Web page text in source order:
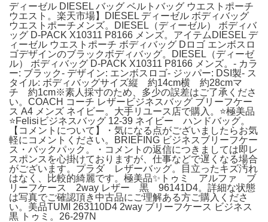
ディーゼル DIESEL バッグ ベルトバッグ ウエストポーチ
ウエスト。楽天市場】DIESEL ディーゼル ボディバッグ
ウエストポーチメンズ。DIESEL（ディーゼル） ボディバ
ッグ D-PACK X10311 P8166 メンズ。アイテムDIESEL デ
ィーゼル ウエストポーチ ボディバッグ Dロゴ エンボスロ
ゴデザインのブラックボディバッグ。DIESEL（ディーゼ
ル） ボディバッグ D-PACK X10311 P8166 メンズ。- カラ
ー: ブラック- デザイン: エンボスロゴ- ジッパー: DSI製- ス
タイル: ボディバッグサイズ縦 約14cm横 約28cmマ
チ 約1cm※素人採寸のため、多少の誤差はご了承くださ
い。COACH コーチ レザービジネスバッグ ブリーフケー
ス A4 メンズ ネイビー。大手リユース店で購入。⭐️極美品
⭐️Felisiビジネスバッグ 12-39 ネイビー ハンドバッグ。
【コメントについて】・気になる点がございましたらお気
軽にコメントください。BRIEFING ビジネスブリーフケー
ス・バックパック。・コメントの返信につきましては即レ
スポンスを心掛けておりますが、仕事などで遅くなる場合
がございます。プラダ レザーバッグ。目立ったキズ汚れ
はなく、比較的綺麗です。極美品✨トゥミ アルファ ブ
リーフケース 2way レザー 黒 96141D4。詳細な状態
は写真でご確認頂き中古品にご理解ある方ご購入くださ
い。美品TUMI 263110D4 2way ブリーフケース ビジネス
黒 トゥミ。26-297N